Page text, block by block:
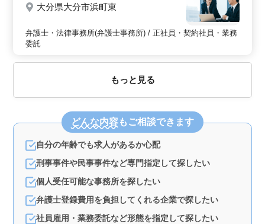
大分県大分市浜町東
弁護士・法律事務所(弁護士事務所) / 正社員・契約社員・業務
委託
もっと見る
どんな内容もご相談できます
自分の年齢でも求人があるか心配
刑事事件や民事事件など専門指定して探したい
個人受任可能な事務所を探したい
弁護士登録費用を負担してくれる企業で探したい
社員雇用・業務委託など形態を指定して探したい